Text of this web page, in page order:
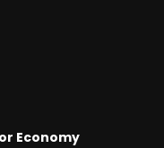
Economy